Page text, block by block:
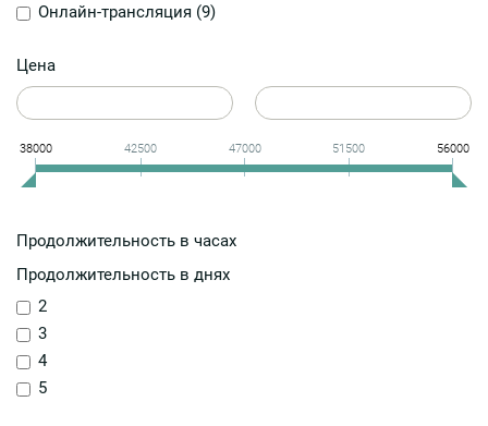
Онлайн-трансляция (9)
Цена
38000 42500 47000 51500 56000
Продолжительность в часах
Продолжительность в днях
2
3
4
5